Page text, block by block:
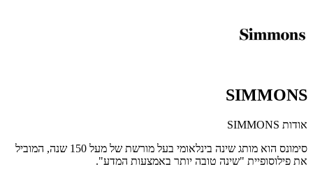
SIMMONS
אודות SIMMONS
סימונס הוא מותג שינה בינלאומי בעל מורשת של מעל 150 שנה, המוביל
את פילוסופיית "שינה טובה יותר באמצעות המדע".